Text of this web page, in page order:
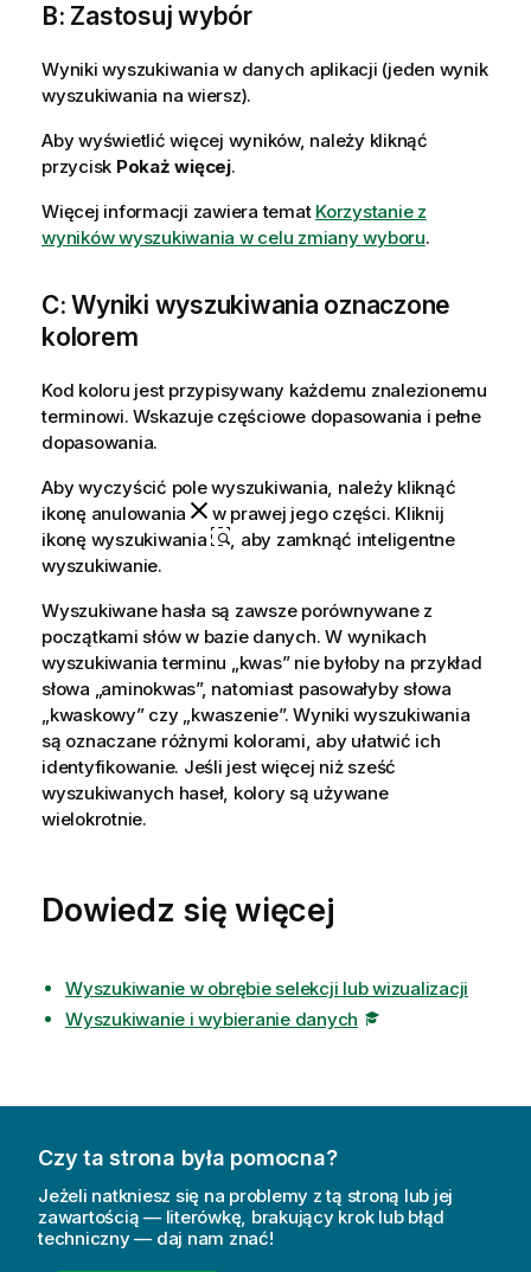
B: Zastosuj wybór
Wyniki wyszukiwania w danych aplikacji (jeden wynik
wyszukiwania na wiersz).
Aby wyświetlić więcej wyników, należy kliknąć
przycisk Pokaż więcej.
Więcej informacji zawiera temat Korzystanie z
wyników wyszukiwania w celu zmiany wyboru.
C: Wyniki wyszukiwania oznaczone
kolorem
Kod koloru jest przypisywany każdemu znalezionemu
terminowi. Wskazuje częściowe dopasowania i pełne
dopasowania.
Aby wyczyścić pole wyszukiwania, należy kliknąć
ikonę anulowania
w prawej jego części. Kliknij
ikonę wyszukiwania
, aby zamknąć inteligentne
wyszukiwanie.
Wyszukiwane hasła są zawsze porównywane z
początkami słów w bazie danych. W wynikach
wyszukiwania terminu „kwas” nie byłoby na przykład
słowa „aminokwas”, natomiast pasowałyby słowa
„kwaskowy” czy „kwaszenie”. Wyniki wyszukiwania
są oznaczane różnymi kolorami, aby ułatwić ich
identyfikowanie. Jeśli jest więcej niż sześć
wyszukiwanych haseł, kolory są używane
wielokrotnie.
Dowiedz się więcej
Wyszukiwanie w obrębie selekcji lub wizualizacji
Wyszukiwanie i wybieranie danych
Czy ta strona była pomocna?
Jeżeli natkniesz się na problemy z tą stroną lub jej
zawartością — literówkę, brakujący krok lub błąd
techniczny — daj nam znać!